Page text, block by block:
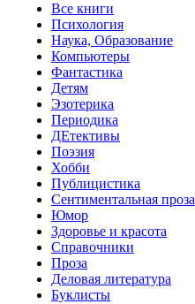
Все книги
Психология
Наука, Образование
Компьютеры
Фантастика
Детям
Эзотерика
Периодика
ДЕтективы
Поэзия
Хобби
Публицистика
Сентиментальная проза
Юмор
Здоровье и красота
Справочники
Проза
Деловая литература
Буклисты